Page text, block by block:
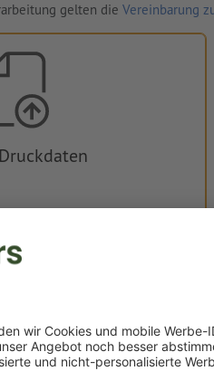
gelten die Vereinbarung
vor oder nach dem Kauf